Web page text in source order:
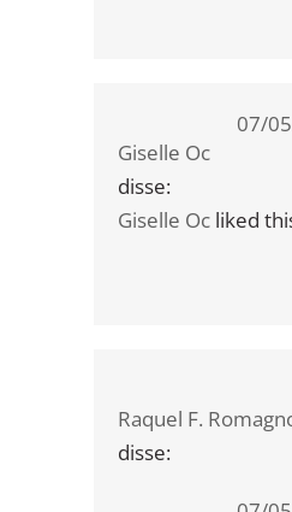
Giselle Oc
disse:
07/
Giselle Oc liked
Raquel F.
disse: